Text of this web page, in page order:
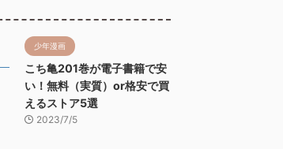
少年漫画
こち亀201巻が電子書籍で安
い！無料（実質）or格安で買
えるストア5選
2023/7/5